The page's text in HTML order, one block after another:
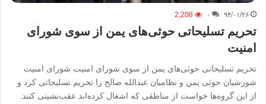
۹۴/۰۱/۲۶ ۰ 2,208
تحریم تسلیحاتی حوثی‌های یمن از سوی شورای
امنیت
تحریم تسلیحاتی حوثی‌های یمن از سوی شورای امنیت شورای امنیت
شورشیان حوثی یمن و نظامیان عبدالله صالح را تحریم تسلیحاتی کرد و
از این گروه‌ها خواست از مناطقی که اشغال کرده‌اند عقب‌نشینی کنند.